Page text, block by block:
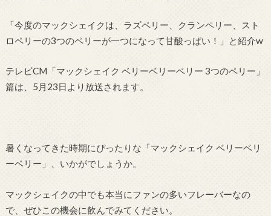
「今度のマックシェイクは、ラズペリー、クランペリー、スト
ロペリーの3つのペリーが一つになって甘酸っぱい！」と紹介w
テレビCM「マックシェイク ベリーベリーベリー 3つのペリー」
篇は、5月23日より放送されます。
暑くなってきた時期にぴったりな「マックシェイク ベリーベリ
ーベリー」、いかがでしょうか。
マックシェイクの中でも本当にファンの多いフレーバーなの
で、ぜひこの機会に飲んでみてください。